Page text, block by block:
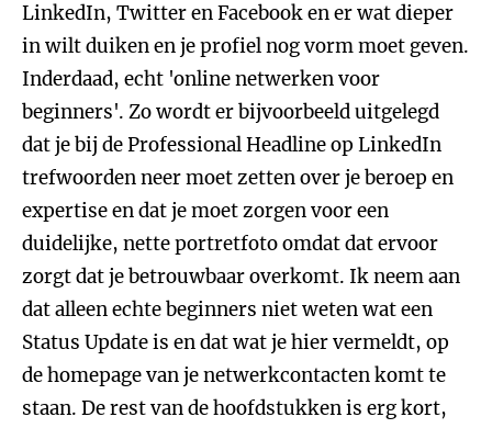
LinkedIn, Twitter en Facebook en er wat dieper
in wilt duiken en je profiel nog vorm moet geven.
Inderdaad, echt 'online netwerken voor
beginners'. Zo wordt er bijvoorbeeld uitgelegd
dat je bij de Professional Headline op LinkedIn
trefwoorden neer moet zetten over je beroep en
expertise en dat je moet zorgen voor een
duidelijke, nette portretfoto omdat dat ervoor
zorgt dat je betrouwbaar overkomt. Ik neem aan
dat alleen echte beginners niet weten wat een
Status Update is en dat wat je hier vermeldt, op
de homepage van je netwerkcontacten komt te
staan. De rest van de hoofdstukken is erg kort,